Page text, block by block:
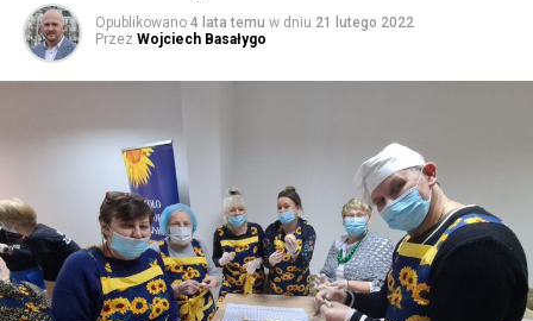
Opublikowano 4 lata temu w dniu 21 lutego 2022
Przez Wojciech Basałygo